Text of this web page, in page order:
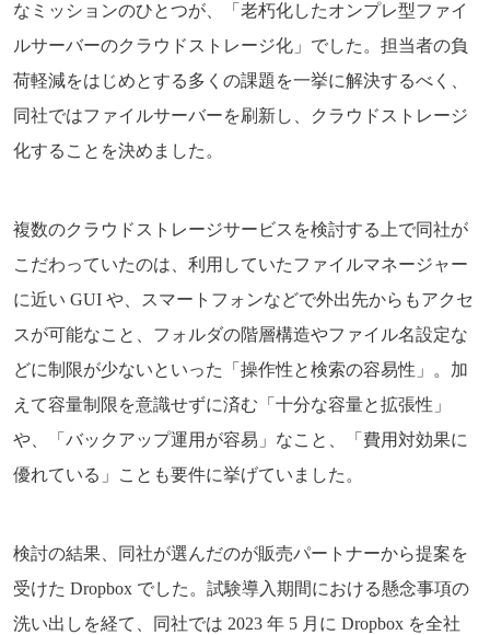
なミッションのひとつが、「老朽化したオンプレ型ファイ
ルサーバーのクラウドストレージ化」でした。担当者の負
荷軽減をはじめとする多くの課題を一挙に解決するべく、
同社ではファイルサーバーを刷新し、クラウドストレージ
化することを決めました。
複数のクラウドストレージサービスを検討する上で同社が
こだわっていたのは、利用していたファイルマネージャー
に近い GUI や、スマートフォンなどで外出先からもアクセ
スが可能なこと、フォルダの階層構造やファイル名設定な
どに制限が少ないといった「操作性と検索の容易性」。加
えて容量制限を意識せずに済む「十分な容量と拡張性」
や、「バックアップ運用が容易」なこと、「費用対効果に
優れている」ことも要件に挙げていました。
検討の結果、同社が選んだのが販売パートナーから提案を
受けた Dropbox でした。試験導入期間における懸念事項の
洗い出しを経て、同社では 2023 年 5 月に Dropbox を全社